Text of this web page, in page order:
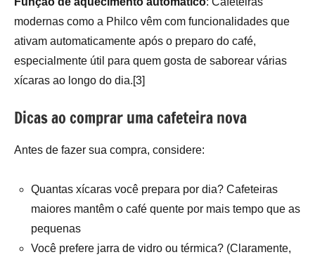
modernas como a Philco vêm com funcionalidades que
ativam automaticamente após o preparo do café,
especialmente útil para quem gosta de saborear várias
xícaras ao longo do dia.[3]
Dicas ao comprar uma cafeteira nova
Antes de fazer sua compra, considere:
Quantas xícaras você prepara por dia? Cafeteiras
maiores mantêm o café quente por mais tempo que as
pequenas
Você prefere jarra de vidro ou térmica? (Claramente,